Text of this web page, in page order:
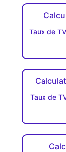
Taux de
Taux de